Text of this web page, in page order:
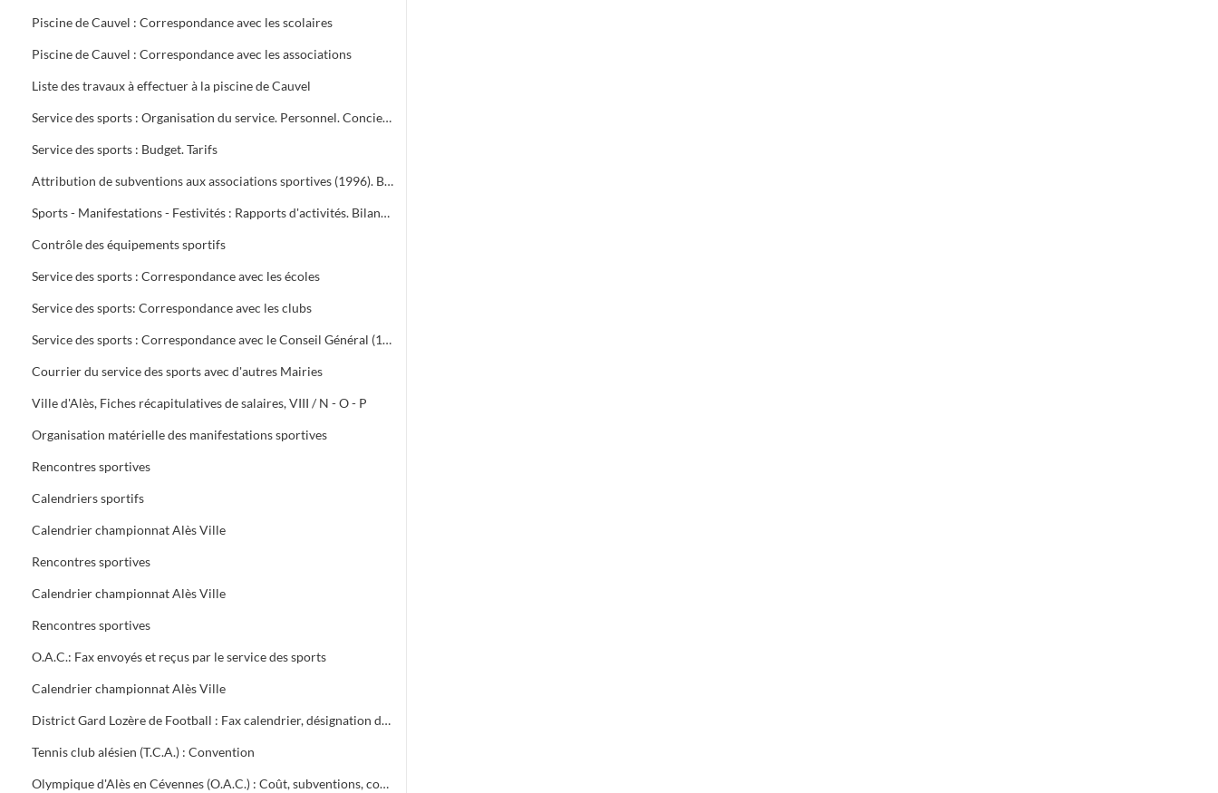
Piscine de Cauvel : Correspondance avec les scolaires
Piscine de Cauvel : Correspondance avec les associations
Liste des travaux à effectuer à la piscine de Cauvel
Service des sports : Organisation du service. Personnel. Concierges. Notes de service
Service des sports : Budget. Tarifs
Attribution de subventions aux associations sportives (1996). Bilans financiers des clubs (1995-1996)
Sports - Manifestations - Festivités : Rapports d'activités. Bilans financiers
Contrôle des équipements sportifs
Service des sports : Correspondance avec les écoles
Service des sports: Correspondance avec les clubs
Service des sports : Correspondance avec le Conseil Général (1996-1999), Conseil Régional (1996-2000), Préfecture du Gard (1995-1997), Direction Départementale jeunesse et sports (1995-2000)
Courrier du service des sports avec d'autres Mairies
Ville d'Alès, Fiches récapitulatives de salaires, VIII / N - O - P
Organisation matérielle des manifestations sportives
Rencontres sportives
Calendriers sportifs
Calendrier championnat Alès Ville
Rencontres sportives
Calendrier championnat Alès Ville
Rencontres sportives
O.A.C.: Fax envoyés et reçus par le service des sports
Calendrier championnat Alès Ville
District Gard Lozère de Football : Fax calendrier, désignation des terrains
Tennis club alésien (T.C.A.) : Convention
Olympique d'Alès en Cévennes (O.A.C.) : Coût, subventions, contrat d'objectifs, courrier